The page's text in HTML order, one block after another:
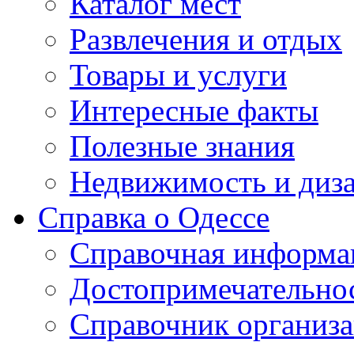
Развлечения и отдых
Товары и услуги
Интересные факты
Полезные знания
Недвижимость и
Справка о Одессе
Справочная
Справочник